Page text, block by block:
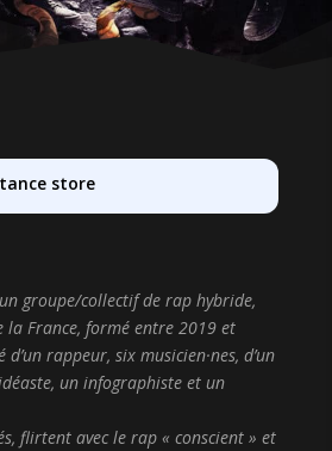
store
groupe/collectif de rap hybride,
France, formé entre 2019 et
rappeur, six musicien·nes, d’un
un infographiste et un
flirtent avec le rap « conscient » et